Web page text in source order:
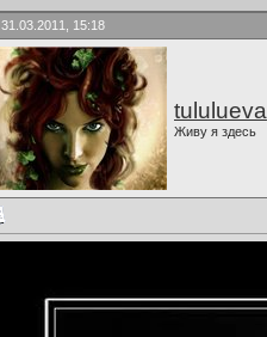
31.03.2011, 15:18
tululueva
Живу я здесь